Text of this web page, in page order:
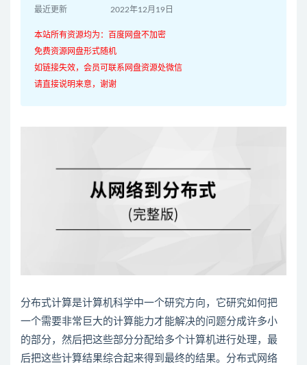
最近更新 2022年12月19日
本站所有资源均为：百度网盘不加密
免费资源网盘形式随机
如链接失效，会员可联系网盘资源处微信
请直接说明来意，谢谢
分布式计算是计算机科学中一个研究方向，它研究如何把
一个需要非常巨大的计算能力才能解决的问题分成许多小
的部分，然后把这些部分分配给多个计算机进行处理，最
后把这些计算结果综合起来得到最终的结果。 分布式网络